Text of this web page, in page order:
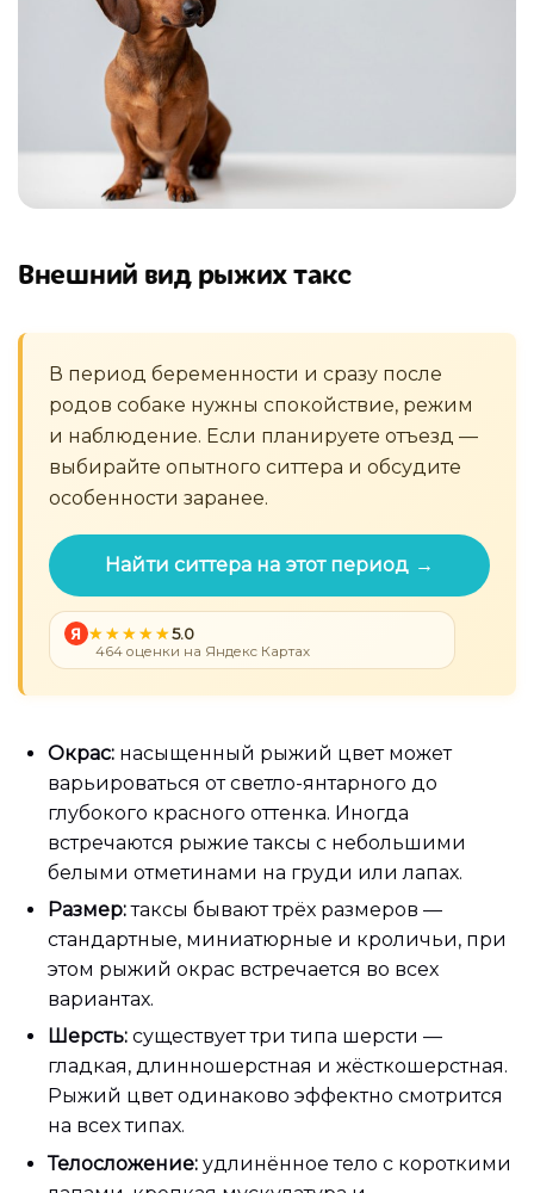
Внешний вид рыжих такс
В период беременности и сразу после
родов собаке нужны спокойствие, режим
и наблюдение. Если планируете отъезд —
выбирайте опытного ситтера и обсудите
особенности заранее.
Найти ситтера на этот период →
Я 5.0
464 оценки на Яндекс Картах
Окрас: насыщенный рыжий цвет может
варьироваться от светло-янтарного до
глубокого красного оттенка. Иногда
встречаются рыжие таксы с небольшими
белыми отметинами на груди или лапах.
Размер:таксы бывают трёх размеров —
стандартные, миниатюрные и кроличьи, при
этом рыжий окрас встречается во всех
вариантах.
Шерсть: существует три типа шерсти —
гладкая, длинношерстная и жёсткошерстная.
Рыжий цвет одинаково эффектно смотрится
на всех типах.
Телосложение: удлинённое тело с короткими